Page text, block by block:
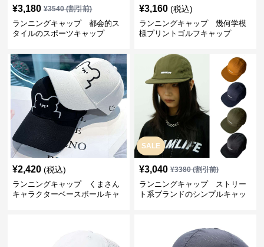
¥3,180 ¥3540(割引前)
ランニングキャップ 都会的ス
タイルのスポーツキャップ
¥3,160 (税込)
ランニングキャップ 幾何学模
様プリントゴルフキャップ
¥2,420 (税込)
ランニングキャップ くまさん
キャラクターベースボールキャ
SALE
¥3,040 ¥3380(割引前)
ランニングキャップ ストリー
ト系ブランドのシンプルキャッ